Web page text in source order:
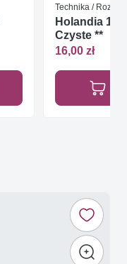
Technika /
Holandia
Czyste **
16,00 zł